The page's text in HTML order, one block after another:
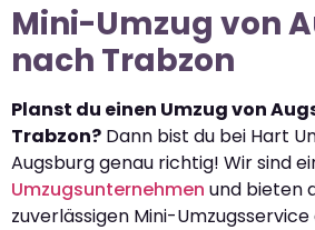
Mini-Umzug von
nach Trabzon
Planst du einen Umzug von
Trabzon? Dann bist du bei Hart
Augsburg genau richtig! Wir sind
Umzugsunternehmen und bieten
zuverlässigen Mini-Umzugsservice